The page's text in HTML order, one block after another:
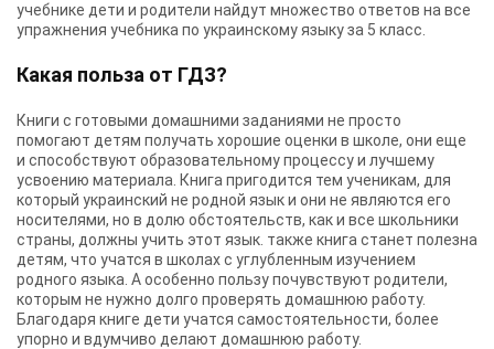
учебнике дети и родители найдут множество ответов на все
упражнения учебника по украинскому языку за 5 класс.
Какая польза от ГДЗ?
Книги с готовыми домашними заданиями не просто
помогают детям получать хорошие оценки в школе, они еще
и способствуют образовательному процессу и лучшему
усвоению материала. Книга пригодится тем ученикам, для
который украинский не родной язык и они не являются его
носителями, но в долю обстоятельств, как и все школьники
страны, должны учить этот язык. также книга станет полезна
детям, что учатся в школах с углубленным изучением
родного языка. А особенно пользу почувствуют родители,
которым не нужно долго проверять домашнюю работу.
Благодаря книге дети учатся самостоятельности, более
упорно и вдумчиво делают домашнюю работу.